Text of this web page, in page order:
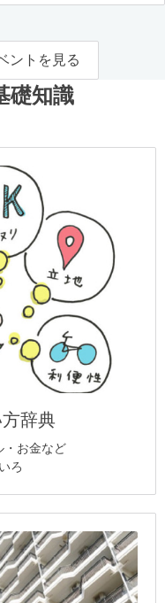
ントを見る
礎知識
辞典
・お金など
ろ